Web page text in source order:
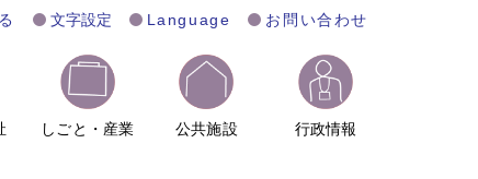
文字設定 Language お問い合わせ
しごと・産業 公共施設 行政情報